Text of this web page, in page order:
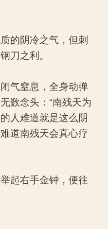
阴冷之气，但刺
刀之利。
窒息，全身动弹
数念头：“南残天为
人难道就是这么阴
道南残天会真心疗
右手金钟，便往